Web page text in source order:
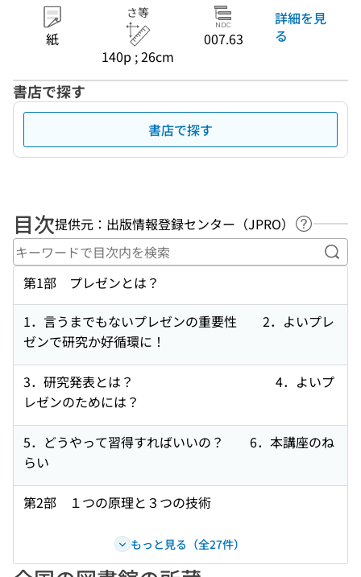
紙
さ等
140p ; 26cm
007.63
詳細を見
る
書店で探す
書店で探す
目次提供元：出版情報登録センター（JPRO）
ヘルプペ
キ
第1部 プレゼンとは？
1．言うまでもないプレゼンの重要性 2．よいプレ
ゼンで研究か好循環に！
3．研究発表とは？ 4．よいプ
レゼンのためには？
5．どうやって習得すればいいの？ 6．本講座のね
らい
第2部 １つの原理と３つの技術
もっと見る（全27件）